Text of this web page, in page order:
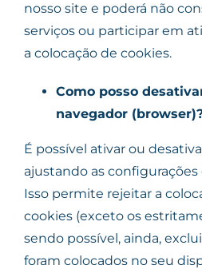
nosso site e poderá não
serviços ou participar em
a colocação de cookies.
Como posso
navegador
É possível ativar ou
ajustando as
Isso permite rejeitar a
cookies (exceto os
sendo possível, ainda,
foram colocados no seu